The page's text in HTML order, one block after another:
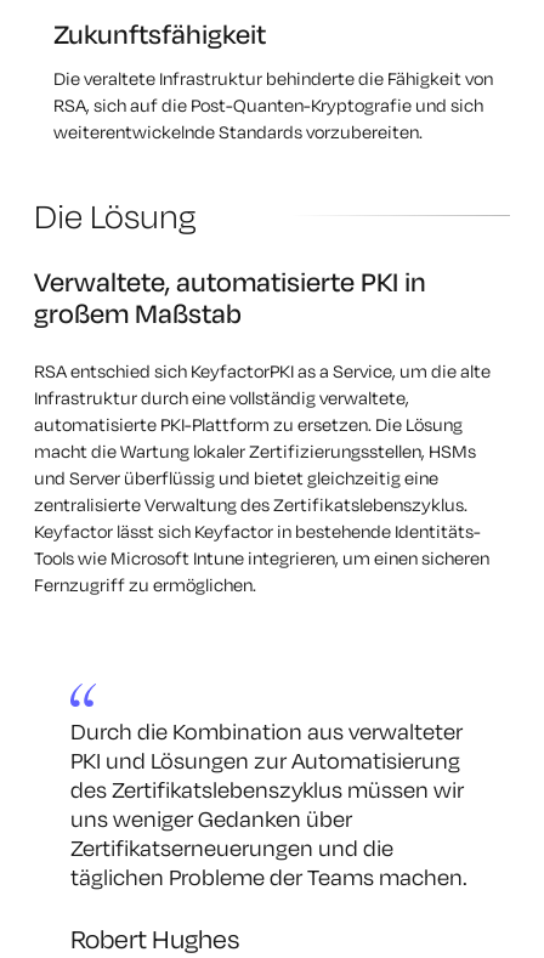
Zukunftsfähigkeit
Die veraltete Infrastruktur behinderte die Fähigkeit von
RSA, sich auf die Post-Quanten-Kryptografie und sich
weiterentwickelnde Standards vorzubereiten.
Die Lösung
Verwaltete, automatisierte PKI in
großem Maßstab
RSA entschied sich KeyfactorPKI as a Service, um die alte
Infrastruktur durch eine vollständig verwaltete,
automatisierte PKI-Plattform zu ersetzen. Die Lösung
macht die Wartung lokaler Zertifizierungsstellen, HSMs
und Server überflüssig und bietet gleichzeitig eine
zentralisierte Verwaltung des Zertifikatslebenszyklus.
Keyfactor lässt sich Keyfactor in bestehende Identitäts-
Tools wie Microsoft Intune integrieren, um einen sicheren
Fernzugriff zu ermöglichen.
Durch die Kombination aus verwalteter
PKI und Lösungen zur Automatisierung
des Zertifikatslebenszyklus müssen wir
uns weniger Gedanken über
Zertifikatserneuerungen und die
täglichen Probleme der Teams machen.
Robert Hughes